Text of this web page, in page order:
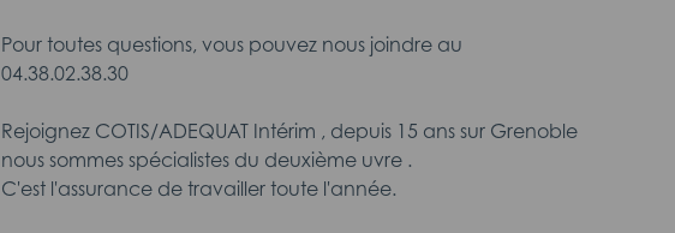
Pour toutes questions, vous pouvez nous joindre au
04.38.02.38.30
Rejoignez COTIS/ADEQUAT Intérim , depuis 15 ans sur Grenoble
nous sommes spécialistes du deuxième uvre .
C'est l'assurance de travailler toute l'année.